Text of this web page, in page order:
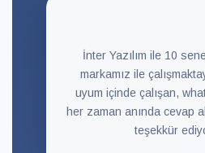
İnter Yazılım ile 10
markamız ile
uyum içinde çalışan,
her zaman anında cevap
teşekkür